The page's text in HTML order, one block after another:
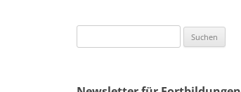
nach: